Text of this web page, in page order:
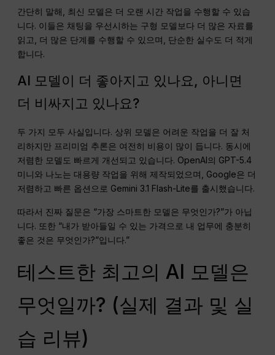
간단히 말해, 최신 모델은 더 오랜 시간 작업을 수행할 수 있습
니다. 이들은 채팅을 우선시하는 구형 모델보다 더 많은 자료를
읽고, 더 많은 단계를 수행할 수 있으며, 단순한 실수도 더 적게
합니다.
AI 모델이 더 좋아지고 있나요, 아니면
더 비싸지고 있나요?
두 가지 모두 사실입니다. 상위 모델은 어려운 작업을 더 잘 처
리하지만 프리미엄 추론은 여전히 비용이 많이 듭니다. 동시에
저렴한 모델도 빠르게 개선되고 있습니다. OpenAI의 GPT-5.4
미니와 나노는 대용량 작업을 위해 제작되었으며, Google은 더
저렴하고 빠른 옵션으로 Gemini 3.1 Flash-Lite를 출시했습니다.
따라서 진짜 질문은 “가장 스마트한 모델은 무엇인가?”가 아닙
니다. 또한 “내가 받아들일 수 있는 가격으로 내 업무에 충분히
좋은 것은 무엇인가?”입니다.”
테스트한 최고의 AI 모델은
무엇일까? (실제 결과 및 실
습 리뷰)